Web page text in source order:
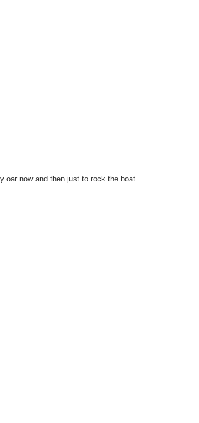
oar now and then just to rock the boat